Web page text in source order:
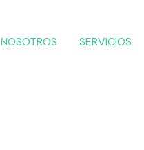
NOSOTROS SERVICIOS